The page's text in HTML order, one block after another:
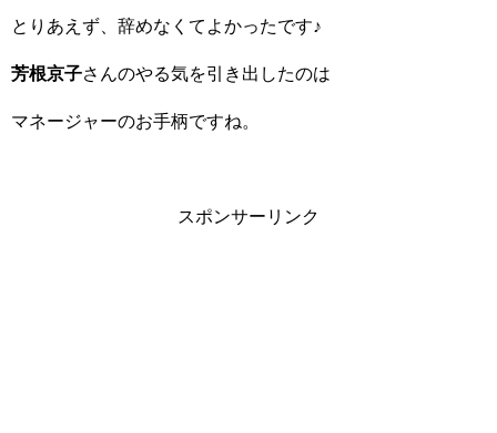
とりあえず、辞めなくてよかったです♪
芳根京子さんのやる気を引き出したのは
マネージャーのお手柄ですね。
スポンサーリンク